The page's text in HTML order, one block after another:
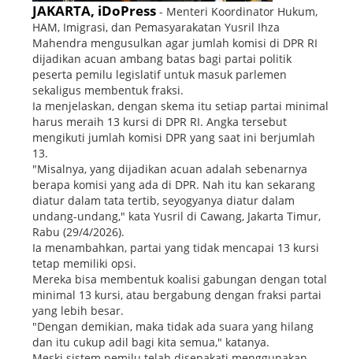
JAKARTA, iDoPress - Menteri Koordinator Hukum,
HAM, Imigrasi, dan Pemasyarakatan Yusril Ihza
Mahendra mengusulkan agar jumlah komisi di DPR RI
dijadikan acuan ambang batas bagi partai politik
peserta pemilu legislatif untuk masuk parlemen
sekaligus membentuk fraksi.
Ia menjelaskan, dengan skema itu setiap partai minimal
harus meraih 13 kursi di DPR RI. Angka tersebut
mengikuti jumlah komisi DPR yang saat ini berjumlah
13.
"Misalnya, yang dijadikan acuan adalah sebenarnya
berapa komisi yang ada di DPR. Nah itu kan sekarang
diatur dalam tata tertib, seyogyanya diatur dalam
undang-undang," kata Yusril di Cawang, Jakarta Timur,
Rabu (29/4/2026).
Ia menambahkan, partai yang tidak mencapai 13 kursi
tetap memiliki opsi.
Mereka bisa membentuk koalisi gabungan dengan total
minimal 13 kursi, atau bergabung dengan fraksi partai
yang lebih besar.
"Dengan demikian, maka tidak ada suara yang hilang
dan itu cukup adil bagi kita semua," katanya.